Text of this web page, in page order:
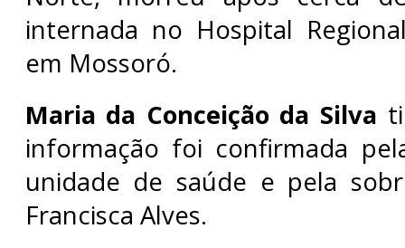
internada no Hospital
em Mossoró.
Maria da Conceição da Silva
informação foi confirmada
unidade de saúde e pela
Francisca Alves.